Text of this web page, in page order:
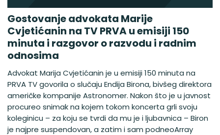
Gostovanje advokata Marije
Cvjetićanin na TV PRVA u emisiji 150
minuta i razgovor o razvodu i radnim
odnosima
Advokat Marija Cvjetićanin je u emisiji 150 minuta na
PRVA TV govorila o slučaju Endija Birona, bivšeg direktora
američke kompanije Astronomer. Nakon što je u javnost
procureo snimak na kojem tokom koncerta grli svoju
koleginicu – za koju se tvrdi da mu je i ljubavnica – Biron
je najpre suspendovan, a zatim i sam podneoArray